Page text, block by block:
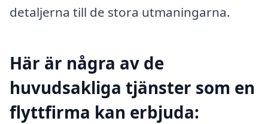
detaljerna till de stora utmaningarna.
Här är några av de
huvudsakliga tjänster som en
flyttfirma kan erbjuda: